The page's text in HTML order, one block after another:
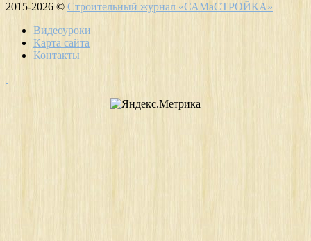
2015-2026 © Строительный журнал «САМаСТРОЙКА»
Видеоуроки
Карта сайта
Контакты